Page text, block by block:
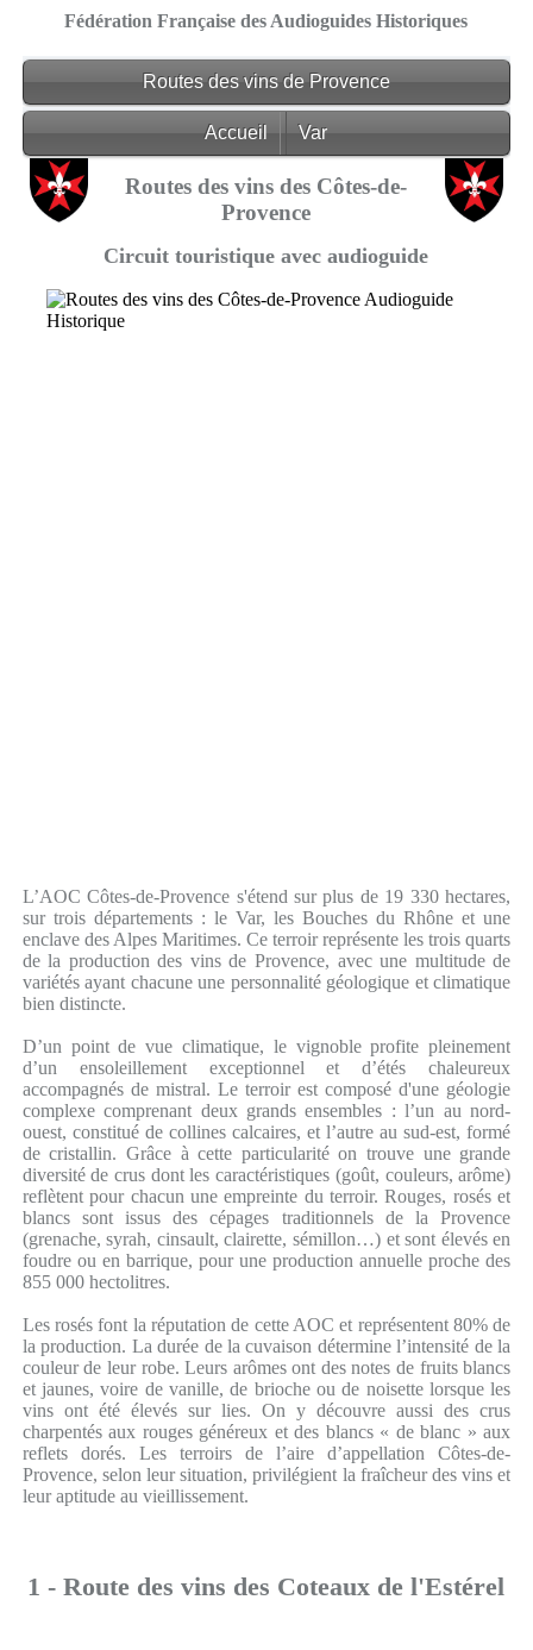
Fédération Française des Audioguides Historiques
Routes des vins de Provence
Accueil Var
Routes des vins des Côtes-de-
Provence
Circuit touristique avec audioguide
L’AOC Côtes-de-Provence s'étend sur plus de 19 330 hectares,
sur trois départements : le Var, les Bouches du Rhône et une
enclave des Alpes Maritimes. Ce terroir représente les trois quarts
de la production des vins de Provence, avec une multitude de
variétés ayant chacune une personnalité géologique et climatique
bien distincte.
D’un point de vue climatique, le vignoble profite pleinement
d’un ensoleillement exceptionnel et d’étés chaleureux
accompagnés de mistral. Le terroir est composé d'une géologie
complexe comprenant deux grands ensembles : l’un au nord-
ouest, constitué de collines calcaires, et l’autre au sud-est, formé
de cristallin. Grâce à cette particularité on trouve une grande
diversité de crus dont les caractéristiques (goût, couleurs, arôme)
reflètent pour chacun une empreinte du terroir. Rouges, rosés et
blancs sont issus des cépages traditionnels de la Provence
(grenache, syrah, cinsault, clairette, sémillon…) et sont élevés en
foudre ou en barrique, pour une production annuelle proche des
855 000 hectolitres.
Les rosés font la réputation de cette AOC et représentent 80% de
la production. La durée de la cuvaison détermine l’intensité de la
couleur de leur robe. Leurs arômes ont des notes de fruits blancs
et jaunes, voire de vanille, de brioche ou de noisette lorsque les
vins ont été élevés sur lies. On y découvre aussi des crus
charpentés aux rouges généreux et des blancs « de blanc » aux
reflets dorés. Les terroirs de l’aire d’appellation Côtes-de-
Provence, selon leur situation, privilégient la fraîcheur des vins et
leur aptitude au vieillissement.
1 - Route des vins des Coteaux de l'Estérel